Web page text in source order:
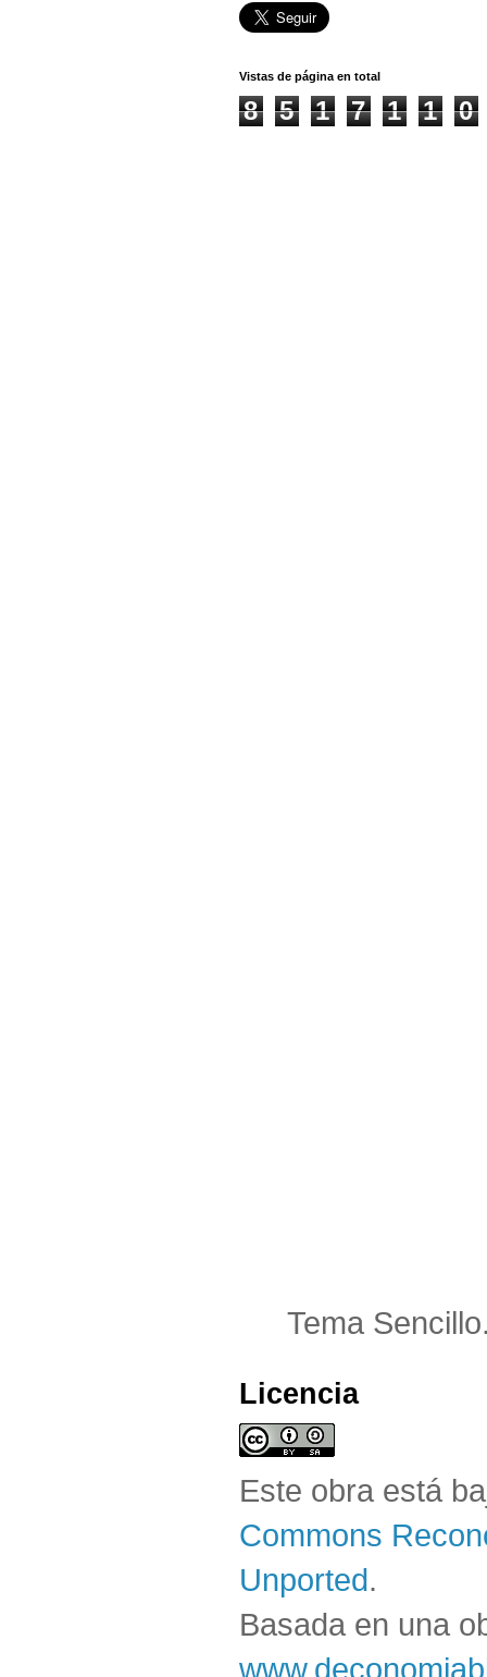
Vistas de página en total
8 5 1 7 1 1 0
Tema
Licencia
Este obra está
Commons
Unported.
Basada en una